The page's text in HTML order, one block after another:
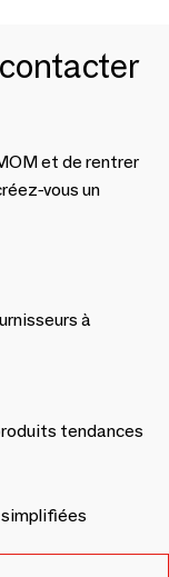
et de rentrer
vous un
à
tendances